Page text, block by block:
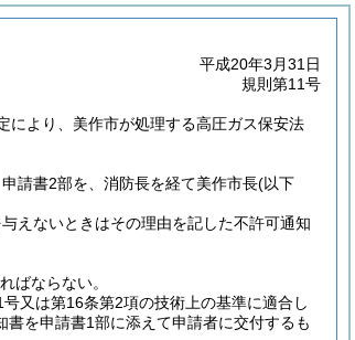
平成20年3月31日
規則第11号
により、美作市が処理する高圧ガス保安法
請書2部を、消防長を経て美作市長(以下
えないときはその理由を記した不許可通知
ばならない。
又は第16条第2項の技術上の基準に適合し
を申請書1部に添えて申請者に交付するも